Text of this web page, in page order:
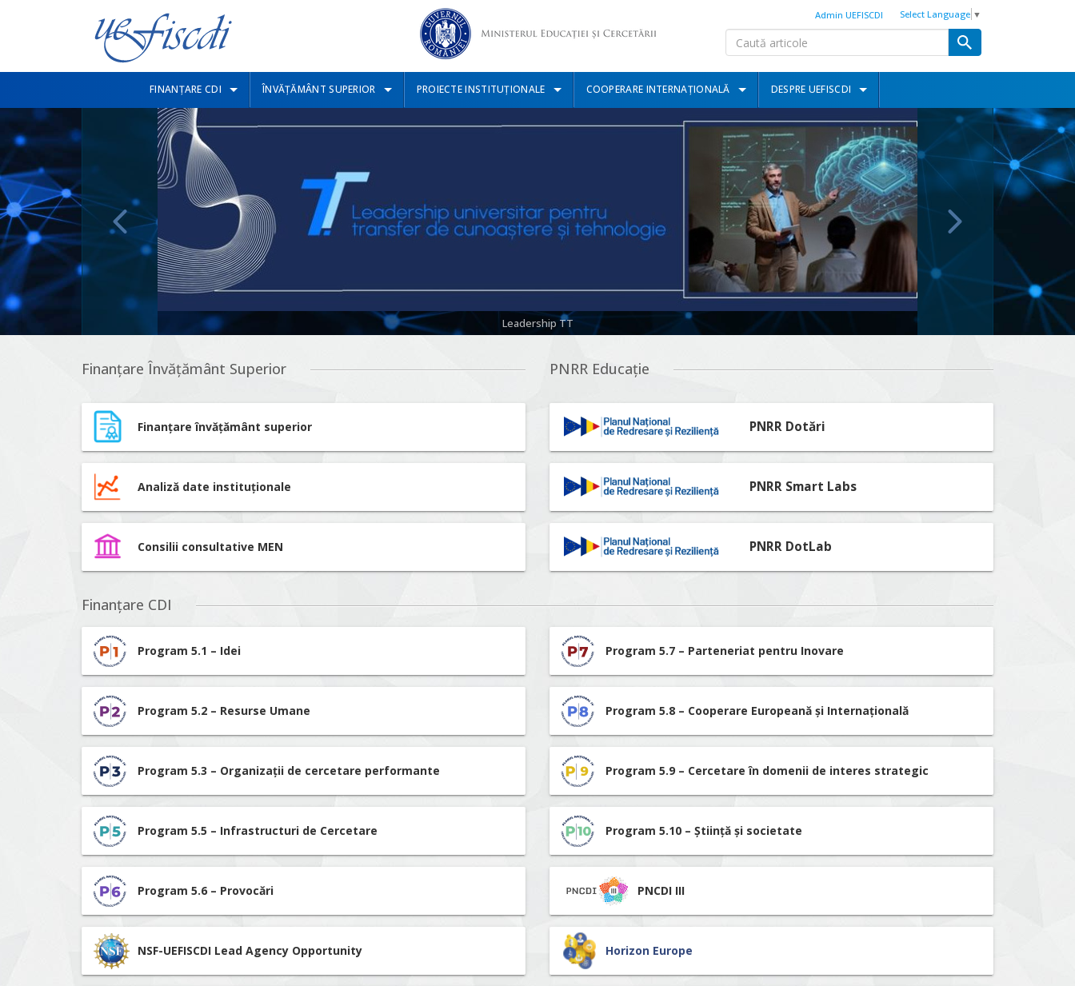
Select Language ▼
Admin UEFISCDI
FINANȚARE CDI ÎNVĂȚĂMÂNT SUPERIOR PROIECTE INSTITUȚIONALE COOPERARE INTERNAȚIONALĂ DESPRE UEFISCDI
Leadership TT
Finanțare Învățământ Superior
Finanțare învățământ superior
Analiză date instituționale
Consilii consultative MEN
PNRR Educație
PNRR Dotări
PNRR Smart Labs
PNRR DotLab
Finanțare CDI
Program 5.1 – Idei
Program 5.2 – Resurse Umane
Program 5.3 – Organizații de cercetare performante
Program 5.5 – Infrastructuri de Cercetare
Program 5.6 – Provocări
Program 5.7 – Parteneriat pentru Inovare
Program 5.8 – Cooperare Europeană și Internațională
Program 5.9 – Cercetare în domenii de interes strategic
Program 5.10 – Știință și societate
PNCDI III
NSF-UEFISCDI Lead Agency Opportunity Horizon Europe